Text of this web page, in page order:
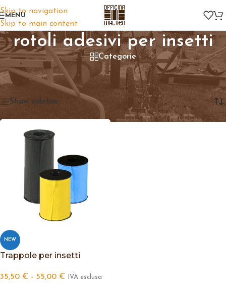
Skip to navigation
Skip to main content
MENU
rotoli adesivi per insetti
Categorie
Home/Prodotti taggati “rotoli adesivi per insetti”
Visualizzazione del risultato
Show sidebar
NEW
Trappole per insetti
35,50 € - 55,00 € IVA esclusa